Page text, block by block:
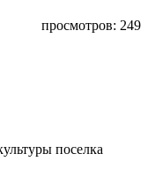
просмотров: 249
поселка